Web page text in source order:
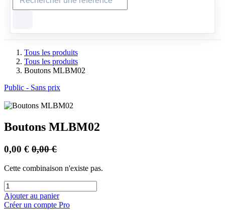
Tous les produits
Tous les produits
Boutons MLBM02
Public - Sans prix
Boutons MLBM02
0,00 € 0,00€
Cette combinaison n'existe pas.
Ajouter au panier
Créer un compte Pro